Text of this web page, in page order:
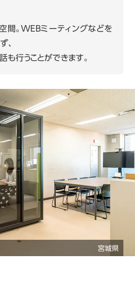
。WEBミーティングなどを
、
行うことができます。
宮城県